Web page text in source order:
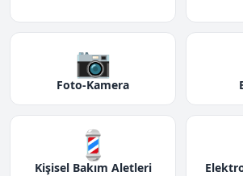
📷
Foto-Kamera
💈
Kişisel Bakım Aletleri